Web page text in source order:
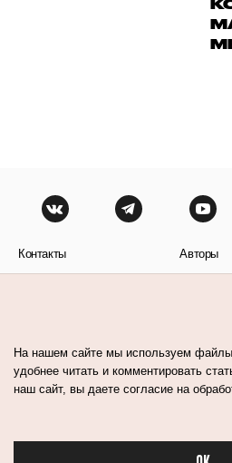
Контакты Авторы
На нашем сайте мы используем
удобнее читать и комментировать
наш сайт, вы даете согласие на